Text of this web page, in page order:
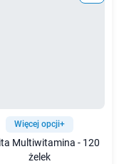
Więcej opcji+
Multiwitamina - 120
żelek